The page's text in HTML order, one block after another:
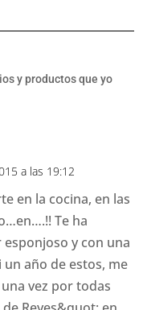
y productos que yo
a las 19:12
en la cocina, en las
Te ha
esponjoso y con una
año de estos, me
vez por todas